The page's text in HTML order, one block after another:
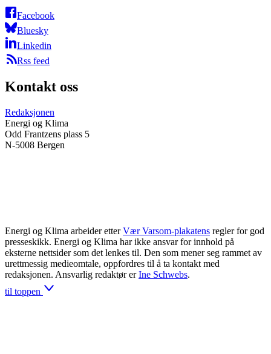
Facebook
Bluesky
Linkedin
Rss feed
Kontakt oss
Redaksjonen
Energi og Klima
Odd Frantzens plass 5
N-5008 Bergen
Energi og Klima arbeider etter Vær Varsom-plakatens regler for god
presseskikk. Energi og Klima har ikke ansvar for innhold på
eksterne nettsider som det lenkes til. Den som mener seg rammet av
urettmessig medieomtale, oppfordres til å ta kontakt med
redaksjonen. Ansvarlig redaktør er Ine Schwebs.
til toppen